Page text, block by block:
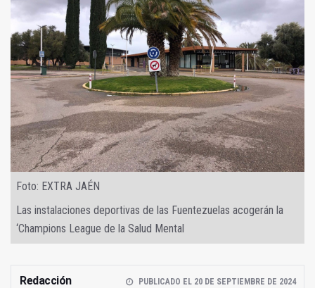
Foto: EXTRA JAÉN
Las instalaciones deportivas de las Fuentezuelas acogerán la
‘Champions League de la Salud Mental
Redacción PUBLICADO EL 20 DE SEPTIEMBRE DE 2024